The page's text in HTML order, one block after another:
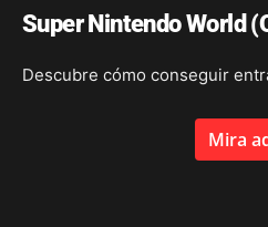
Super Nintendo World
Descubre cómo conseguir
Mira